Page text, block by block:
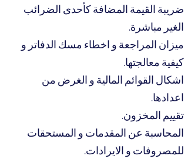
ضريبة القيمة المضافة كأحدى الضرائب
الغير مباشرة.
ميزان المراجعة و اخطاء مسك الدفاتر و
کیفیة معالجتها.
اشكال القوائم المالية و الغرض من
اعدادها.
تقييم المخزون.
المحاسبة عن المقدمات و المستحقات
للمصروفات و الايرادات.